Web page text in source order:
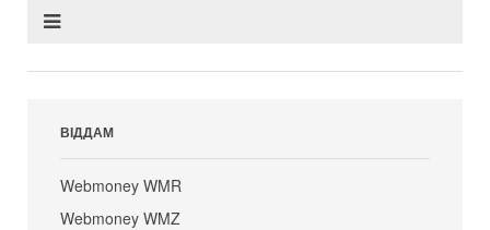
ВІДДАМ
Webmoney WMR
Webmoney WMZ